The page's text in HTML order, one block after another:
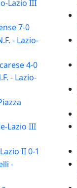
Lazio III
7-0
- Lazio-
4-0
- Lazio-
Lazio III
II 0-1
-